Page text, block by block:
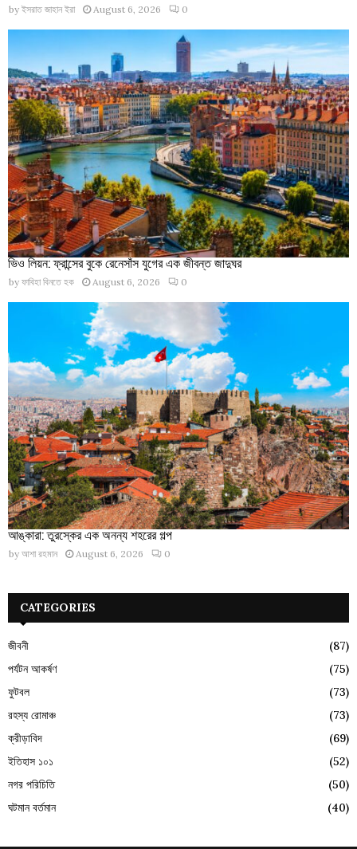
by ইসরাত জাহান ইরা August 6, 2026 0
ভিও লিয়ন: ফ্রান্সের বুকে রেনেসাঁস যুগের এক জীবন্ত জাদুঘর
by ফাবিহা বিনতে হক August 6, 2026 0
আঙ্কারা: তুরস্কের এক অনন্য শহরের গল্প
by আশা রহমান August 6, 2026 0
CATEGORIES
জীবনী
(87)
পর্যটন আকর্ষণ
(75)
ফুটবল
(73)
রহস্য রোমাঞ্চ
(73)
ক্রীড়াবিদ
(69)
ইতিহাস ১০১
(52)
নগর পরিচিতি
(50)
ঘটমান বর্তমান
(40)